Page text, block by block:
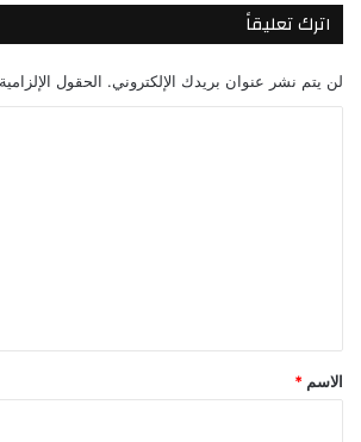
اترك تعليقاً
لن يتم نشر عنوان بريدك الإلكتروني. الحقول
*
الاسم *